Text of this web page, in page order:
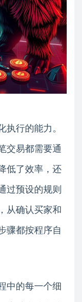
执行的能力。
交易都需要通
低了效率，还
过预设的规则
从确认买家和
骤都按程序自
中的每一个细